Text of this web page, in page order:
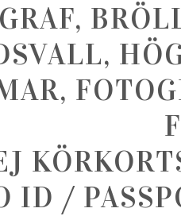
ID /